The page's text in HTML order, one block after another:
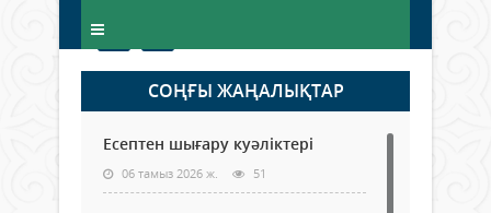
СОҢҒЫ ЖАҢАЛЫҚТАР
Есептен шығару куәліктері
06 тамыз 2026 ж. 51